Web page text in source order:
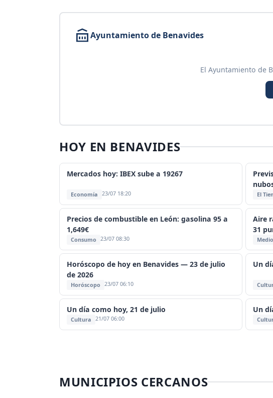
Ayuntamiento de Benavides
El Ayuntamiento de
HOY EN BENAVIDES
Mercados hoy: IBEX sube a 19267
Economía 23/07 18:20 El
Precios de combustible en León: gasolina 95 a
1,649€
Consumo 23/07 08:30
Aire
31
Horóscopo de hoy en Benavides — 23 de julio
de 2026
Horóscopo 23/07 06:10
Un
Un día como hoy, 21 de julio
Cultura 21/07 06:00
Un
MUNICIPIOS CERCANOS